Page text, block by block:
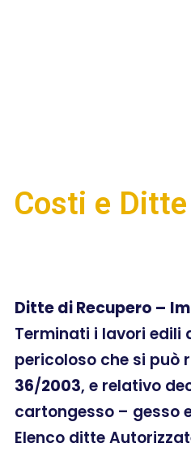
Costi e Ditte
Ditte di Recupero –
Terminati i lavori edili
pericoloso che si può
36/2003, e relativo
cartongesso – gesso
Elenco ditte